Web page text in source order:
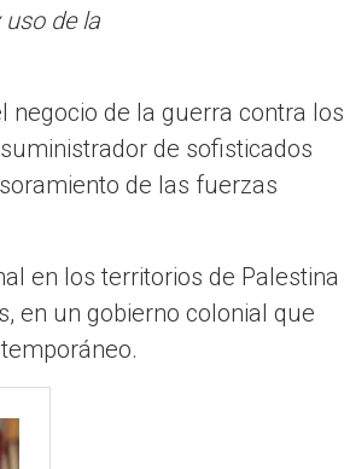
de la
negocio de la guerra contra los
de sofisticados
de las fuerzas
en los territorios de Palestina
en un gobierno colonial que